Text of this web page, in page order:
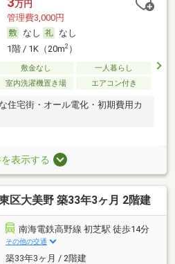
万円
管理費3,000円
なし
なし
1階 / 1K（20m2）
敷金なし
一人暮らし
室内洗濯機置き場 エアコン付き
住宅街・オール電化・初期費用カ
表示する
区大美野 築33年3ヶ月 2階建
南海電鉄高野線 初芝駅 徒歩14分
その他の交通
築33年3ヶ月 / 2階建